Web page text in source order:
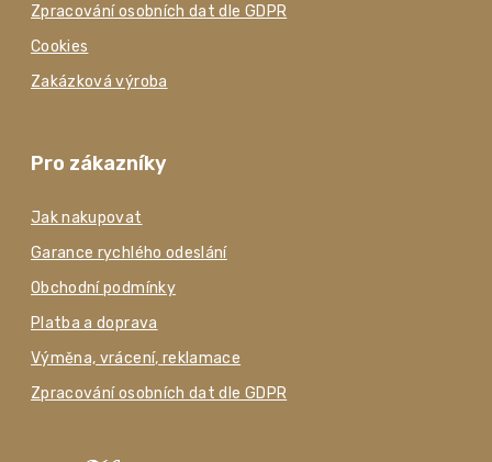
Zpracování osobních dat dle GDPR
Cookies
Zakázková výroba
Pro zákazníky
Jak nakupovat
Garance rychlého odeslání
Obchodní podmínky
Platba a doprava
Výměna, vrácení, reklamace
Zpracování osobních dat dle GDPR